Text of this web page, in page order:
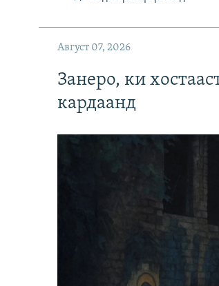
Август 07, 2026
Занеро, ки
кардаанд